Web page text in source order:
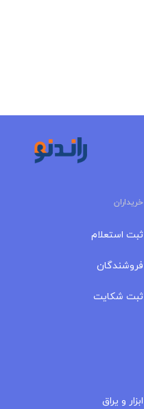
خریداران
ثبت استعلام
فروشندگان
ثبت شکایت
ابزار و یراق